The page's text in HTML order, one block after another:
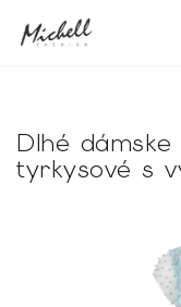
Dlhé
tyrkysové s